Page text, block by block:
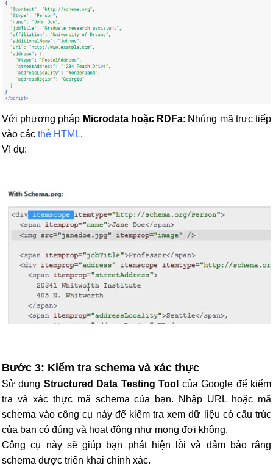
Với phương pháp Microdata hoặc RDFa: Nhúng mã trực tiếp
vào các thẻ HTML.
Ví dụ:
Bước 3: Kiểm tra schema và xác thực
Sử dụng Structured Data Testing Tool của Google để kiểm
tra và xác thực mã schema của bạn. Nhập URL hoặc mã
schema vào công cụ này để kiểm tra xem dữ liệu có cấu trúc
của bạn có đúng và hoạt động như mong đợi không.
Công cụ này sẽ giúp bạn phát hiện lỗi và đảm bảo rằng
schema được triển khai chính xác.